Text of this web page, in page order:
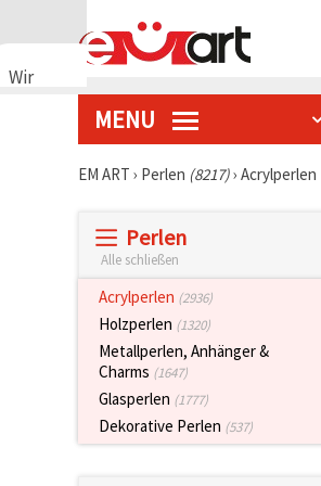
Wir
verwenden
ordnungsgemäße
Nutzungserlebnis
Einwilligung,
MENU
EM ART › Perlen (8217)› Acrylperlen
Perlen
Alle schließen
Acrylperlen (2936)
Holzperlen (1320)
Metallperlen, Anhänger &
Charms (1647)
Glasperlen (1777)
Dekorative Perlen (537)